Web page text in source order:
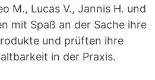
M., Lucas V., Jannis H. und
mit Spaß an der Sache ihre
und prüften ihre
in der Praxis.